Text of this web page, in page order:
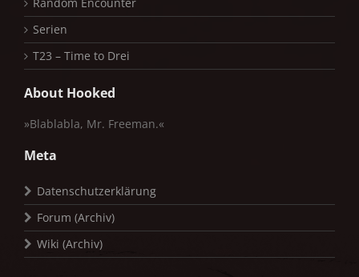
Serien
T23 – Time to Drei
About Hooked
»Blablabla, Mr. Freeman.«
Meta
Datenschutzerklärung
Forum (Archiv)
Wiki (Archiv)